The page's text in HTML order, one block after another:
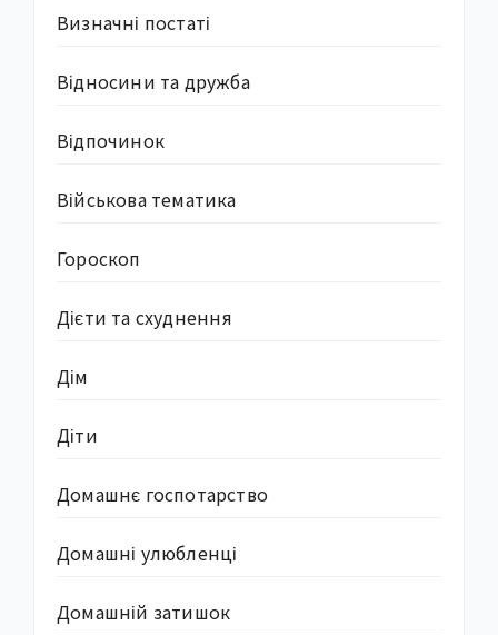
Визначні постаті
Відносини та дружба
Відпочинок
Військова тематика
Гороскоп
Дієти та схуднення
Дім
Діти
Домашнє госпотарство
Домашні улюбленці
Домашній затишок